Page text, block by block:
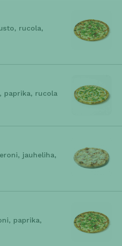
rucola,
paprika, rucola
jauheliha,
paprika,